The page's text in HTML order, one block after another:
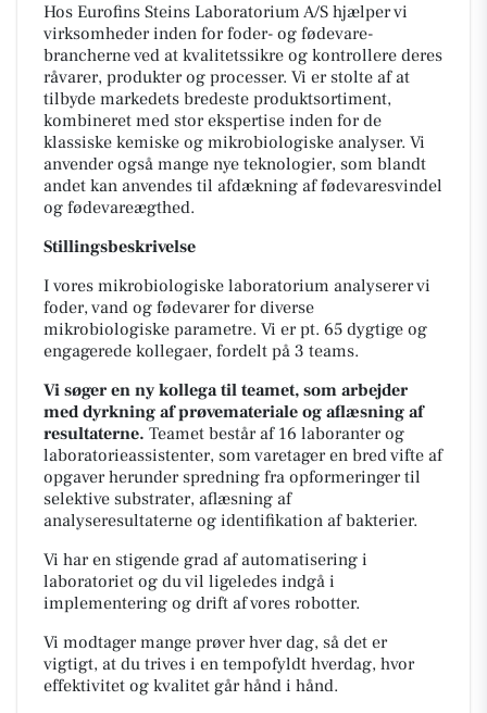
Hos Eurofins Steins Laboratorium A/S hjælper vi
virksomheder inden for foder- og fødevare­
brancherne ved at kvalitetssikre og kontrollere deres
råvarer, produkter og processer. Vi er stolte af at
tilbyde markedets bredeste produktsortiment,
kombineret med stor ekspertise inden for de
klassiske kemiske og mikrobiologiske analyser. Vi
anvender også mange nye teknologier, som blandt
andet kan anvendes til afdækning af fødevaresvindel
og fødevareægthed.
Stillingsbeskrivelse
I vores mikrobiologiske laboratorium analyserer vi
foder, vand og fødevarer for diverse
mikrobiologiske parametre. Vi er pt. 65 dygtige og
engagerede kollegaer, fordelt på 3 teams.
Vi søger en ny kollega til teamet, som arbejder
med dyrkning af prøvemateriale og aflæsning af
resultaterne. Teamet består af 16 laboranter og
laboratorieassistenter, som varetager en bred vifte af
opgaver herunder spredning fra opformeringer til
selektive substrater, aflæsning af
analyseresultaterne og identifikation af bakterier.
Vi har en stigende grad af automatisering i
laboratoriet og du vil ligeledes indgå i
implementering og drift af vores robotter.
Vi modtager mange prøver hver dag, så det er
vigtigt, at du trives i en tempofyldt hverdag, hvor
effektivitet og kvalitet går hånd i hånd.